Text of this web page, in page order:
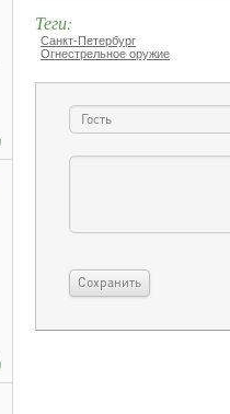
Теги:
Санкт-Петербург
Огнестрельное оружие